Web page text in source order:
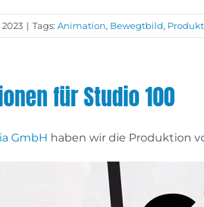
| Tags: Animation, Bewegtbild,
für Studio 100
GmbH haben wir die Produktion